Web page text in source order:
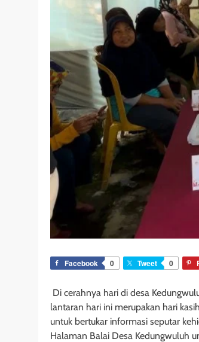
Facebook 0 Tweet 0
Di cerahnya hari di desa
lantaran hari ini merupakan hari
untuk bertukar informasi seputar
Halaman Balai Desa Kedungwuluh